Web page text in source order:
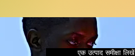
एक उत्पाद समीक्षा लिखें